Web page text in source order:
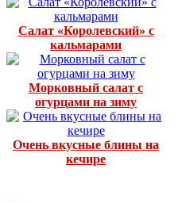
Салат «Королевский» с
кальмарами
Морковный салат с
огурцами на зиму
Очень вкусные блины на
кечире